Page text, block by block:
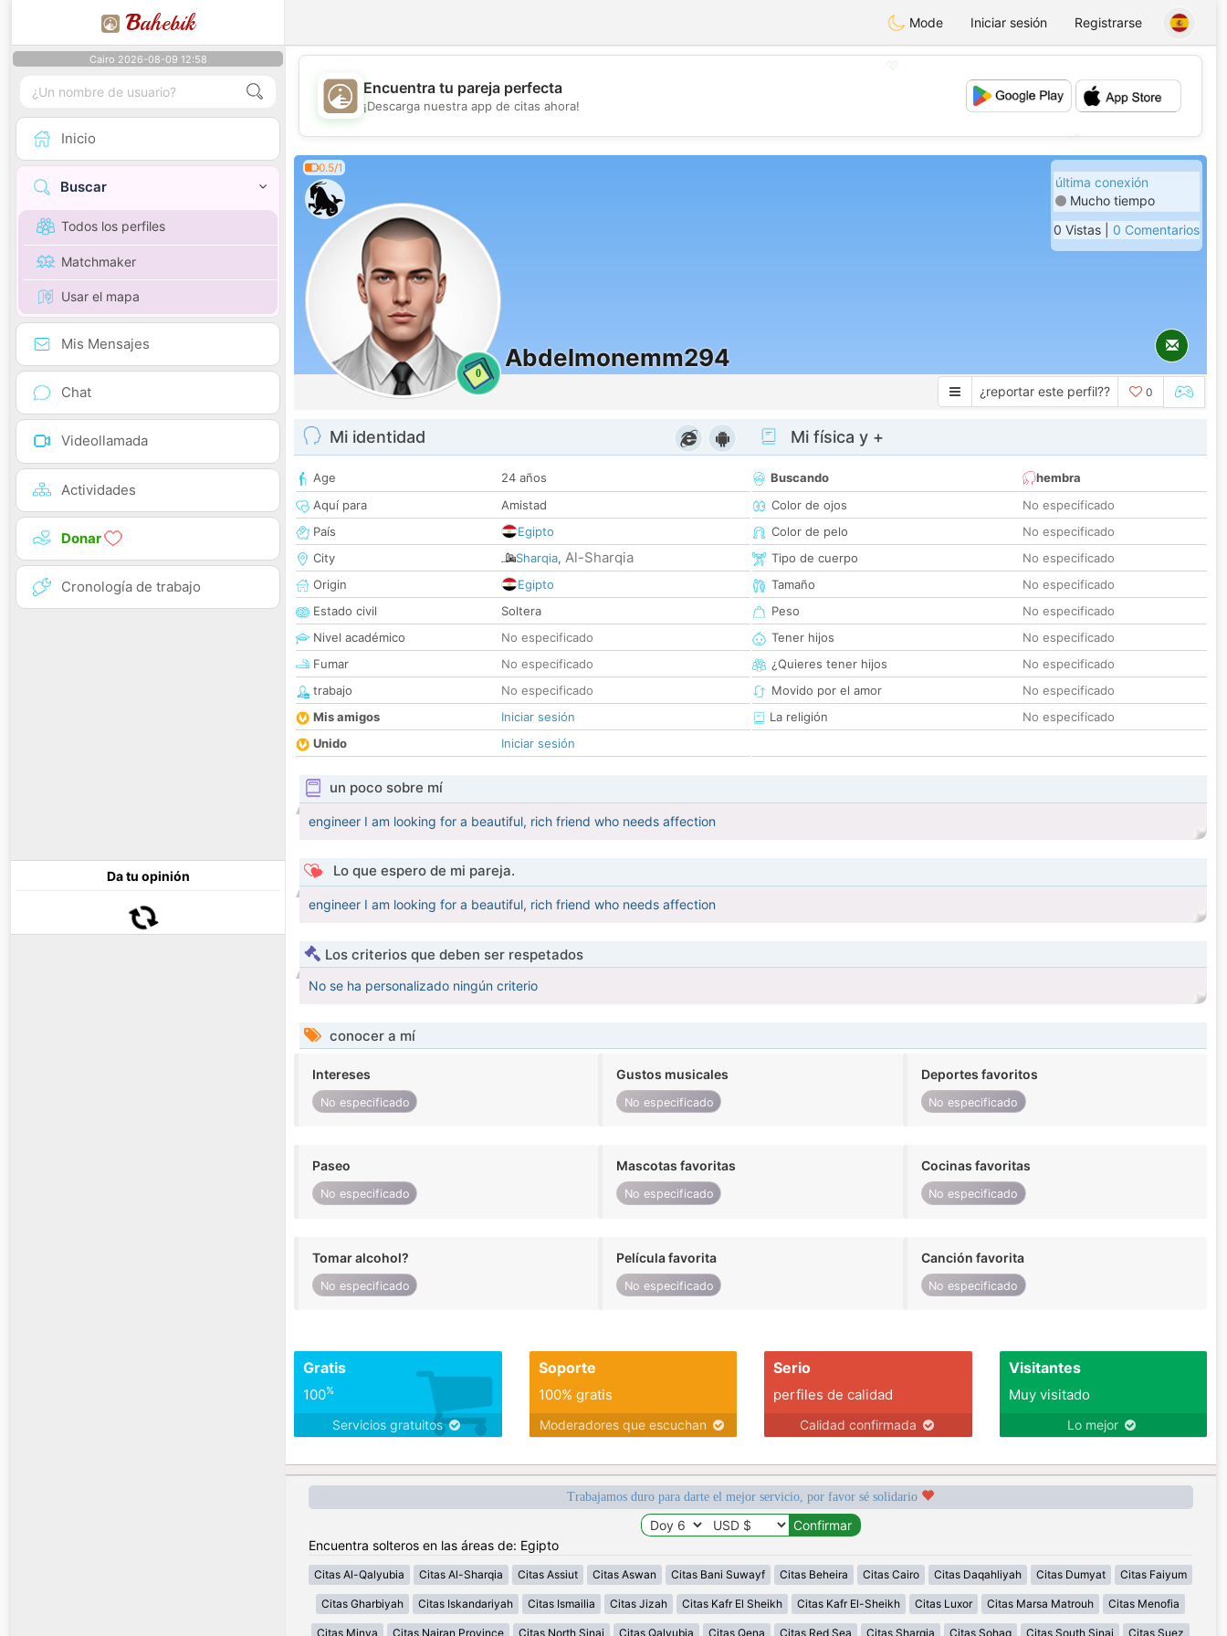
Bahebik Mode Iniciar sesión Registrarse
Cairo 2026-08-09 12:58
Inicio
Buscar
Todos los perfiles
Matchmaker
Usar el mapa
Mis Mensajes
Chat
Videollamada
Actividades
Donar
Cronología de trabajo
Da tu opinión
💖
💕
Encuentra tu pareja perfecta
¡Descarga nuestra app de citas ahora!
0.5/1
0
Abdelmonemm294
última conexión
Mucho tiempo
0 Vistas | 0 Comentarios
¿reportar este perfil?? 0
Mi identidad
Age
24 años
Aquí para
Amistad
País
Egipto
City
Sharqia, Al-Sharqia
Origin
Egipto
Estado civil
Soltera
Nivel académico
No especificado
Fumar
No especificado
trabajo
No especificado
Mis amigos
Iniciar sesión
Unido
Iniciar sesión
Mi física y +
Buscando
hembra
Color de ojos
No especificado
Color de pelo
No especificado
Tipo de cuerpo
No especificado
Tamaño
No especificado
Peso
No especificado
Tener hijos
No especificado
¿Quieres tener hijos
No especificado
Movido por el amor
No especificado
La religión
No especificado
un poco sobre mí
engineer I am looking for a beautiful, rich friend who needs affection
Lo que espero de mi pareja.
engineer I am looking for a beautiful, rich friend who needs affection
Los criterios que deben ser respetados
No se ha personalizado ningún criterio
conocer a mí
Intereses
No especificado
Gustos musicales
No especificado
Deportes favoritos
No especificado
Paseo
No especificado
Mascotas favoritas
No especificado
Cocinas favoritas
No especificado
Tomar alcohol?
No especificado
Película favorita
No especificado
Canción favorita
No especificado
Gratis
100%
Servicios gratuitos
Soporte
100% gratis
Moderadores que escuchan
Serio
perfiles de calidad
Calidad confirmada
Visitantes
Muy visitado
Lo mejor
Trabajamos duro para darte el mejor servicio, por favor sé solidario
Encuentra solteros en las áreas de: Egipto
Citas Al-Qalyubia Citas Al-Sharqia Citas Assiut Citas Aswan Citas Bani Suwayf Citas Beheira Citas Cairo Citas Daqahliyah Citas Dumyat Citas Faiyum
Citas Gharbiyah Citas Iskandariyah Citas Ismailia Citas Jizah Citas Kafr El Sheikh Citas Kafr El-Sheikh Citas Luxor Citas Marsa Matrouh Citas Menofia
Citas Minya Citas Najran Province Citas North Sinai Citas Qalyubia Citas Qena Citas Red Sea Citas Sharqia Citas Sohag Citas South Sinai Citas Suez